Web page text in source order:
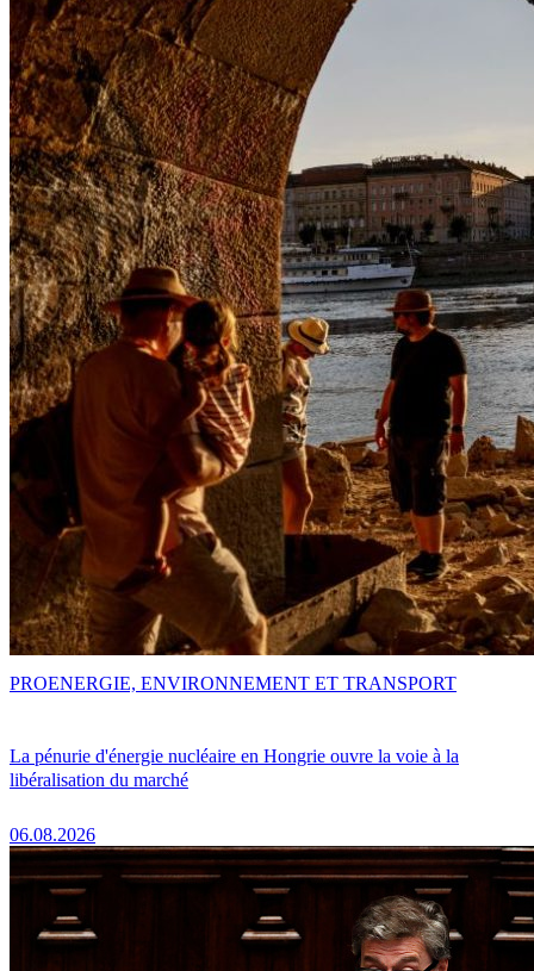
La pénurie d'énergie nucléaire en Hongrie ouvre la voie à la
libéralisation du marché
06.08.2026
PROENERGIE, ENVIRONNEMENT ET TRANSPORT